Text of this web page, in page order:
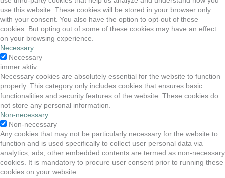
use this website. These cookies will be stored in your browser only
with your consent. You also have the option to opt-out of these
cookies. But opting out of some of these cookies may have an effect
on your browsing experience.
Necessary
Necessary
immer aktiv
Necessary cookies are absolutely essential for the website to function
properly. This category only includes cookies that ensures basic
functionalities and security features of the website. These cookies do
not store any personal information.
Non-necessary
Non-necessary
Any cookies that may not be particularly necessary for the website to
function and is used specifically to collect user personal data via
analytics, ads, other embedded contents are termed as non-necessary
cookies. It is mandatory to procure user consent prior to running these
cookies on your website.